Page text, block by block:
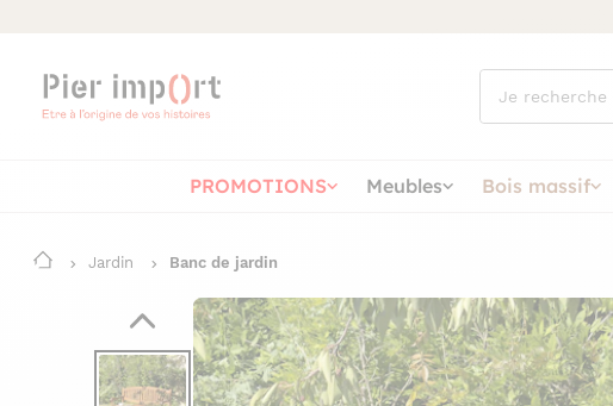
cherchez
vous ?
PROMOTIONS Meubles Bois massif
Jardin Banc de jardin